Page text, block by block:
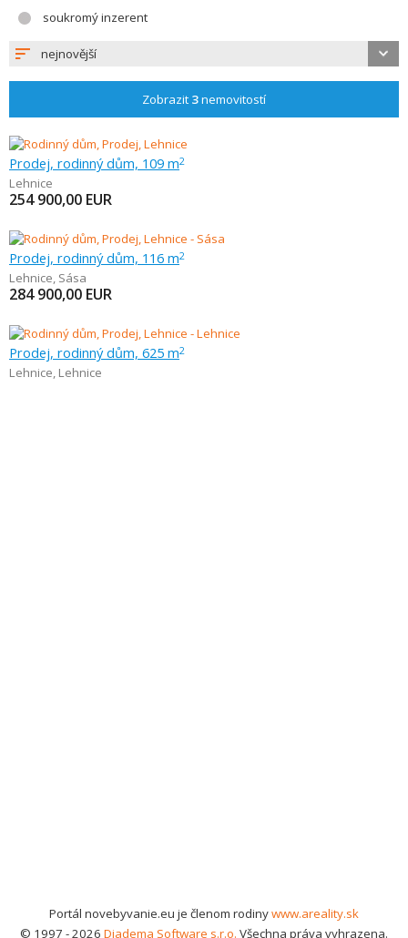
soukromý inzerent
nejnovější
Zobrazit 3nemovitostí
Prodej, rodinný dům, 109 m2
Lehnice
254 900,00 EUR
Prodej, rodinný dům, 116 m2
Lehnice, Sása
284 900,00 EUR
Prodej, rodinný dům, 625 m2
Lehnice, Lehnice
Portál novebyvanie.eu je členom rodinywww.areality.sk
© 1997 - 2026 Diadema Software s.r.o. Všechna práva vyhrazena.